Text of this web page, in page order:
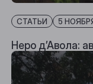
СТАТЬИ 5
Неро д’Авола: